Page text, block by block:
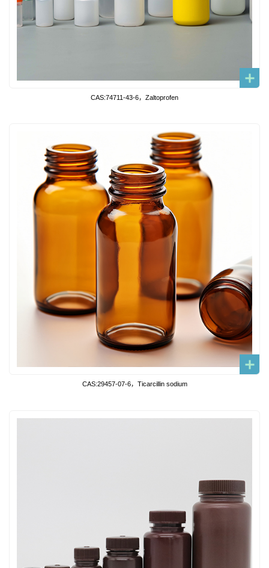
CAS:74711-43-6，Zaltoprofen
CAS:29457-07-6，Ticarcillin sodium